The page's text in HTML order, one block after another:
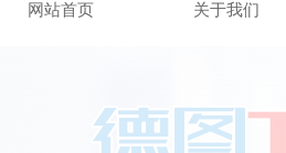
网站首页 关于我们